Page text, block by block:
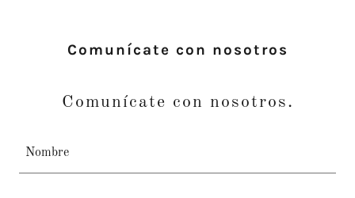
Comunícate con nosotros
Comunícate con nosotros.
Nombre